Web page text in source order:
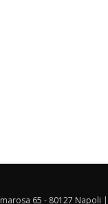
65 - 80127 Napoli |